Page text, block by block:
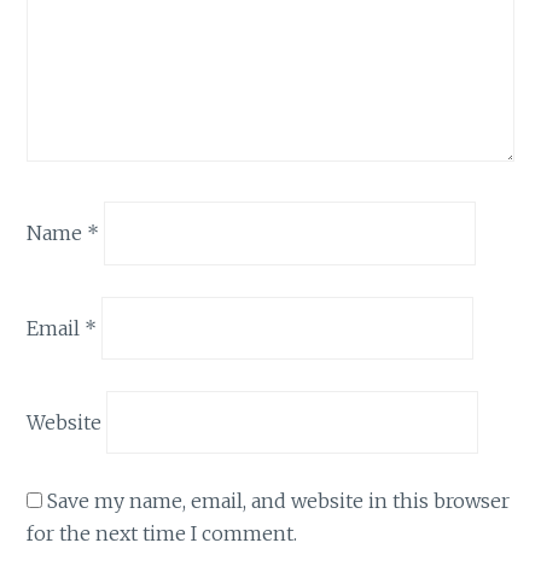
Name *
Email *
Website
Save my name, email, and website in this browser
for the next time I comment.